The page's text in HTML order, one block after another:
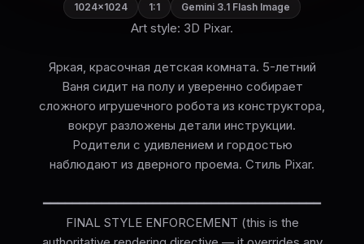
1024×1024 1:1 Gemini 3.1 Flash Image
Art style: 3D Pixar.
Яркая, красочная детская комната. 5-летний
Ваня сидит на полу и уверенно собирает
сложного игрушечного робота из конструктора,
вокруг разложены детали инструкции.
Родители с удивлением и гордостью
наблюдают из дверного проема. Стиль Pixar.
━━━━━━━━━━━━━━━━━━━━━━━━━━━━━━━━━━━━━━
FINAL STYLE ENFORCEMENT (this is the